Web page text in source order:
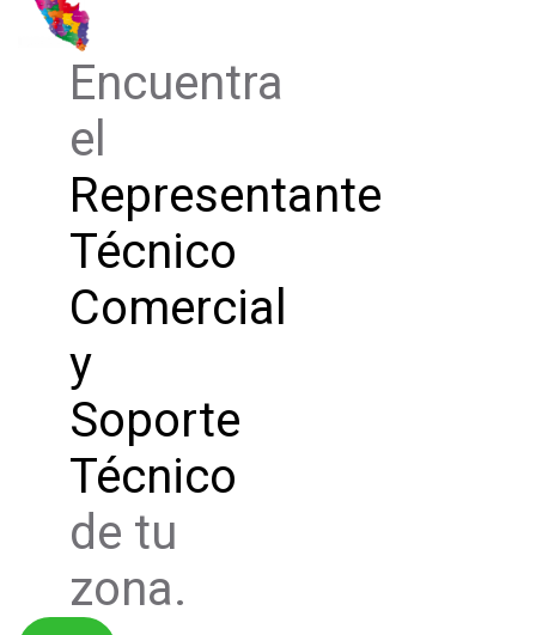
Encuentra
el
Representante
Técnico
Comercial
y
Soporte
Técnico
de tu
zona.